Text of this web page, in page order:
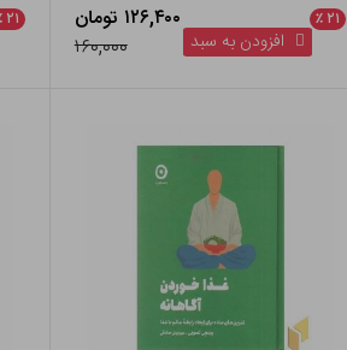
۲۱ ٪
۱۲۶,۴۰۰ تومان
۱۶۰,۰۰۰
افزودن به سبد
۲۱